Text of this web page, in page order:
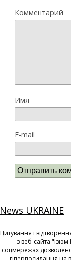
Комментарий
Имя
E-mail
News UKRAINE
Цитування і
з веб-сайта
соцмережах